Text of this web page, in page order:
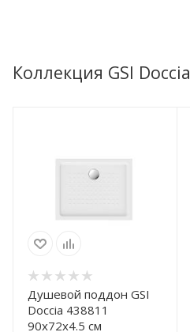
Коллекция GSI Doccia
Душевой поддон GSI
Doccia 438811
90x72x4.5 см